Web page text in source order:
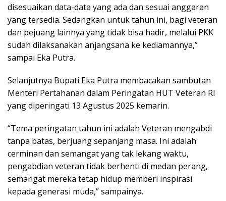
disesuaikan data-data yang ada dan sesuai anggaran
yang tersedia. Sedangkan untuk tahun ini, bagi veteran
dan pejuang lainnya yang tidak bisa hadir, melalui PKK
sudah dilaksanakan anjangsana ke kediamannya,”
sampai Eka Putra.
Selanjutnya Bupati Eka Putra membacakan sambutan
Menteri Pertahanan dalam Peringatan HUT Veteran RI
yang diperingati 13 Agustus 2025 kemarin.
“Tema peringatan tahun ini adalah Veteran mengabdi
tanpa batas, berjuang sepanjang masa. Ini adalah
cerminan dan semangat yang tak lekang waktu,
pengabdian veteran tidak berhenti di medan perang,
semangat mereka tetap hidup memberi inspirasi
kepada generasi muda,” sampainya.